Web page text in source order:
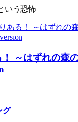
いう恐怖
～はずれの森
グ